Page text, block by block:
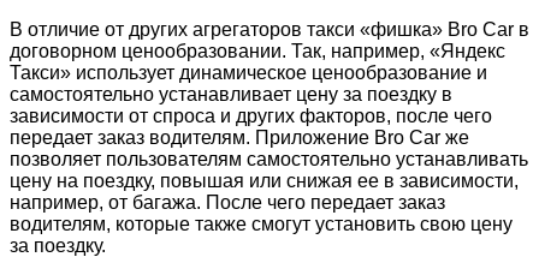
В отличие от других агрегаторов такси «фишка» Bro Car в
договорном ценообразовании. Так, например, «Яндекс
Такси» использует динамическое ценообразование и
самостоятельно устанавливает цену за поездку в
зависимости от спроса и других факторов, после чего
передает заказ водителям. Приложение Bro Car же
позволяет пользователям самостоятельно устанавливать
цену на поездку, повышая или снижая ее в зависимости,
например, от багажа. После чего передает заказ
водителям, которые также смогут установить свою цену
за поездку.